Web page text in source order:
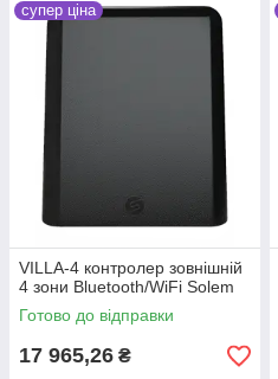
супер ціна
VILLA-4 контролер зовнішній
4 зони Bluetooth/WiFi Solem
Готово до відправки
17 965,26 ₴